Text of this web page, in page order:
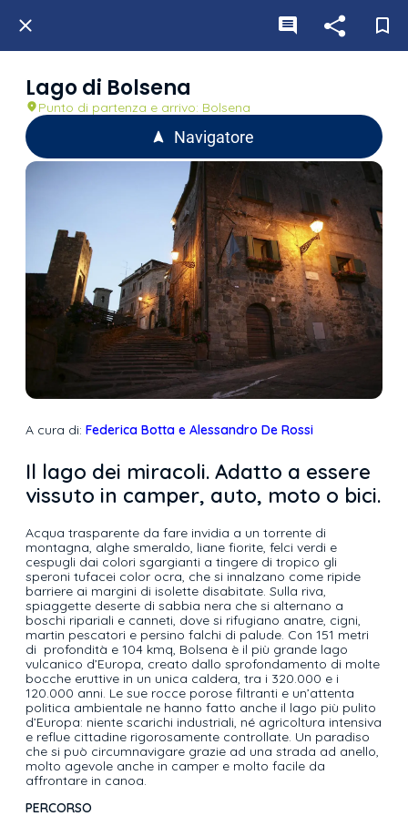
Lago di Bolsena
Punto di partenza e arrivo: Bolsena
Navigatore
A cura di: Federica Botta e Alessandro De Rossi
Il lago dei miracoli. Adatto a essere
vissuto in camper, auto, moto o bici.
Acqua trasparente da fare invidia a un torrente di
montagna, alghe smeraldo, liane fiorite, felci verdi e
cespugli dai colori sgargianti a tingere di tropico gli
speroni tufacei color ocra, che si innalzano come ripide
barriere ai margini di isolette disabitate. Sulla riva,
spiaggette deserte di sabbia nera che si alternano a
boschi ripariali e canneti, dove si rifugiano anatre, cigni,
martin pescatori e persino falchi di palude. Con 151 metri
di profondità e 104 kmq, Bolsena è il più grande lago
vulcanico d’Europa, creato dallo sprofondamento di molte
bocche eruttive in un unica caldera, tra i 320.000 e i
120.000 anni. Le sue rocce porose filtranti e un’attenta
politica ambientale ne hanno fatto anche il lago più pulito
d’Europa: niente scarichi industriali, né agricoltura intensiva
e reflue cittadine rigorosamente controllate. Un paradiso
che si può circumnavigare grazie ad una strada ad anello,
molto agevole anche in camper e molto facile da
affrontare in canoa.
PERCORSO